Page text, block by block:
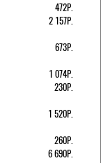
472Р.
2 157Р.
673Р.
1 074Р.
230Р.
1 520Р.
260Р.
6 690Р.